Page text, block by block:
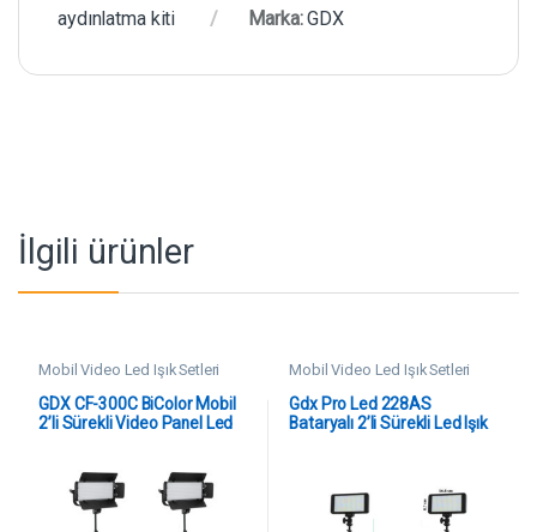
aydınlatma kiti
Marka:GDX
İlgili ürünler
Mobil Video Led Işık Setleri
GDX CF-300C BiColor Mobil
2’li Sürekli Video Panel Led
Mobil Video Led Işık Setleri
Gdx Pro Led 228AS
Bataryalı 2’li Sürekli Led Işık